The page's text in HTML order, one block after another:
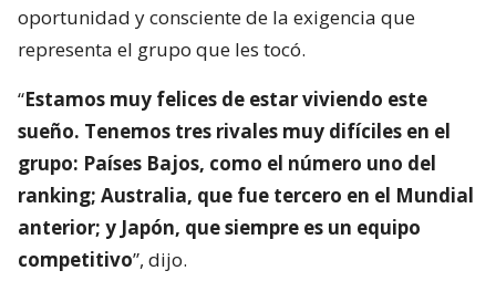
oportunidad y consciente de la exigencia que
representa el grupo que les tocó.
“Estamos muy felices de estar viviendo este
sueño. Tenemos tres rivales muy difíciles en el
grupo: Países Bajos, como el número uno del
ranking; Australia, que fue tercero en el Mundial
anterior; y Japón, que siempre es un equipo
competitivo”, dijo.